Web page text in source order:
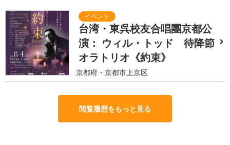
台湾・東呉校友合唱團京都公
演： ウィル・トッド 待降節
オラトリオ《約束》
京都府・京都市上京区
閲覧履歴をもっと見る